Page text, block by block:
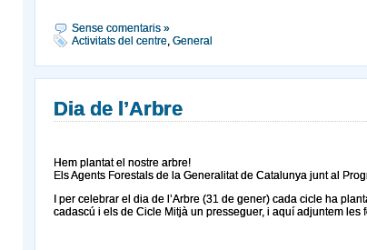
Sense comentaris »
Activitats del centre, General
Dia de l’Arbre
Hem plantat el nostre arbre!
Els Agents Forestals de la Generalitat de Catalunya junt al
I per celebrar el dia de l’Arbre (31 de gener) cada cicle ha
cadascú i els de Cicle Mitjà un presseguer, i aquí adjuntem les